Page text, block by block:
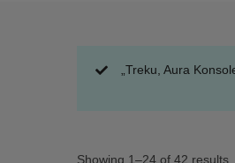
„Treku, Aura
Showing 1–24 of 42 results